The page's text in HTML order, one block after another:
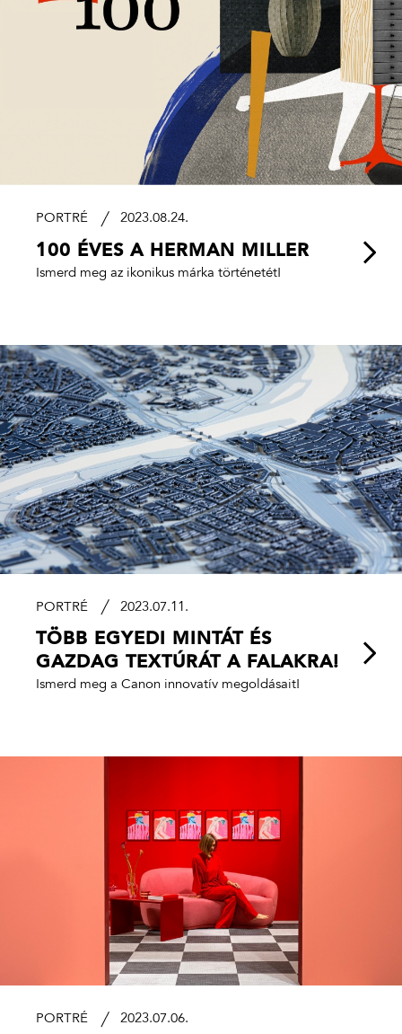
PORTRÉ 2023.08.24.
100 ÉVES A HERMAN MILLER
Ismerd meg az ikonikus márka történetét!
PORTRÉ 2023.07.11.
TÖBB EGYEDI MINTÁT ÉS
GAZDAG TEXTÚRÁT A FALAKRA!
Ismerd meg a Canon innovatív megoldásait!
PORTRÉ 2023.07.06.